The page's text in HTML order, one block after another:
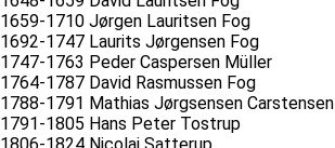
1659-1710 Jørgen Lauritsen Fog
1692-1747 Laurits Jørgensen Fog
1747-1763 Peder Caspersen Müller
1764-1787 David Rasmussen Fog
1788-1791 Mathias Jørgsensen Carstensen
1791-1805 Hans Peter Tostrup
1806-1824 Nicolai Satterup